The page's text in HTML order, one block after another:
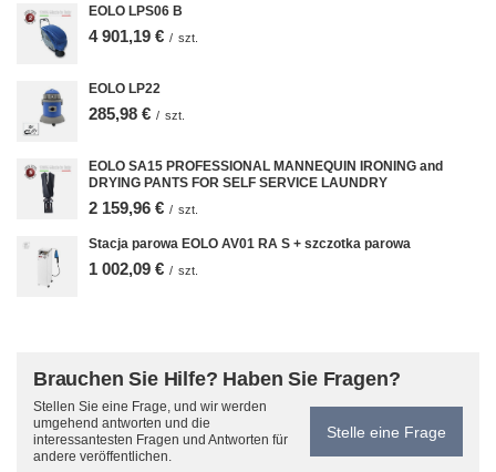
EOLO LPS06 B
4 901,19 € / szt.
EOLO LP22
285,98 € / szt.
EOLO SA15 PROFESSIONAL MANNEQUIN IRONING and
DRYING PANTS FOR SELF SERVICE LAUNDRY
2 159,96 € / szt.
Stacja parowa EOLO AV01 RA S + szczotka parowa
1 002,09 € / szt.
Brauchen Sie Hilfe? Haben Sie Fragen?
Stellen Sie eine Frage, und wir werden
umgehend antworten und die
interessantesten Fragen und Antworten für
andere veröffentlichen.
Stelle eine Frage